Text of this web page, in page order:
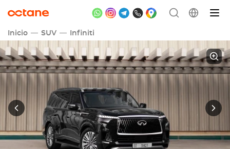
Inicio SUV Infiniti